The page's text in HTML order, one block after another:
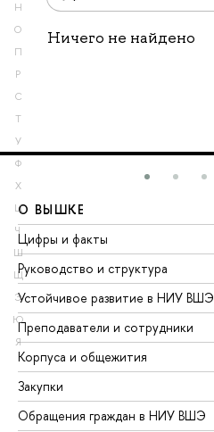
Н
О
П
Р
С
Т
У
Ф
Х
Ц
Ч
Ш
Щ
Э
Ю
Я
Ничего не найдено
О ВЫШКЕ
Цифры и факты
Руководство и структура
Устойчивое развитие в НИУ ВШЭ
Преподаватели и сотрудники
Корпуса и общежития
Закупки
Обращения граждан в НИУ ВШЭ